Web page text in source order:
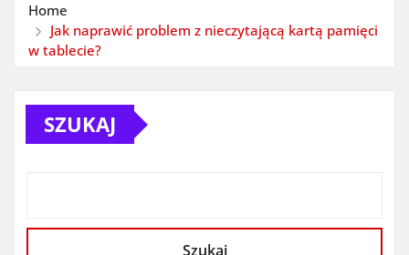
Home
Jak naprawić problem z nieczytającą kartą pamięci
w tablecie?
SZUKAJ
Szukaj